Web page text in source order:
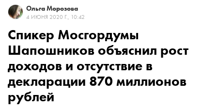
Ольга Морозова
4 ИЮНЯ 2020 Г., 10:42
Спикер Мосгордумы
Шапошников объяснил рост
доходов и отсутствие в
декларации 870 миллионов
рублей